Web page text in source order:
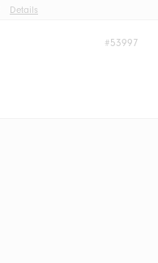
Details
#53997